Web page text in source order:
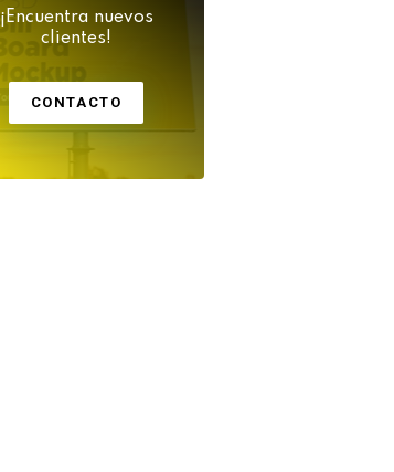
¡Encuentra nuevos
clientes!
CONTACTO